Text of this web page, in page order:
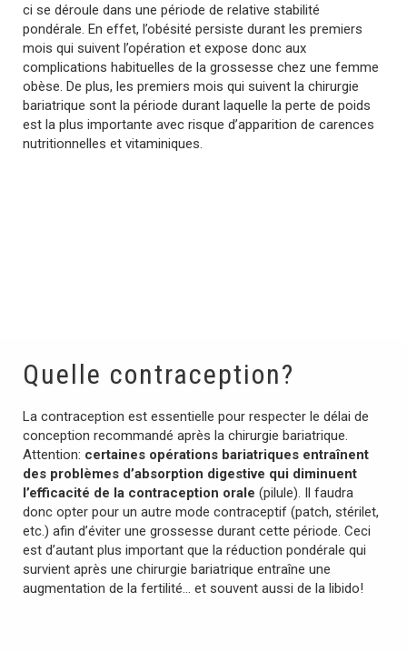
ci se déroule dans une période de relative stabilité
pondérale. En effet, l’obésité persiste durant les premiers
mois qui suivent l’opération et expose donc aux
complications habituelles de la grossesse chez une femme
obèse. De plus, les premiers mois qui suivent la chirurgie
bariatrique sont la période durant laquelle la perte de poids
est la plus importante avec risque d’apparition de carences
nutritionnelles et vitaminiques.
Quelle contraception?
La contraception est essentielle pour respecter le délai de
conception recommandé après la chirurgie bariatrique.
Attention: certaines opérations bariatriques entraînent
des problèmes d’absorption digestive qui diminuent
l’efficacité de la contraception orale (pilule). Il faudra
donc opter pour un autre mode contraceptif (patch, stérilet,
etc.) afin d’éviter une grossesse durant cette période. Ceci
est d’autant plus important que la réduction pondérale qui
survient après une chirurgie bariatrique entraîne une
augmentation de la fertilité… et souvent aussi de la libido!